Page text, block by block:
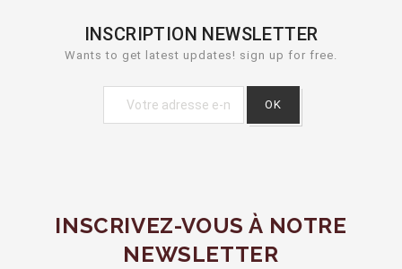
INSCRIPTION NEWSLETTER
Wants to get latest updates! sign up for free.
INSCRIVEZ-VOUS À NOTRE
NEWSLETTER